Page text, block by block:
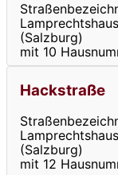
(Salzburg)
mit 10
Hackstraße
(Salzburg)
mit 12